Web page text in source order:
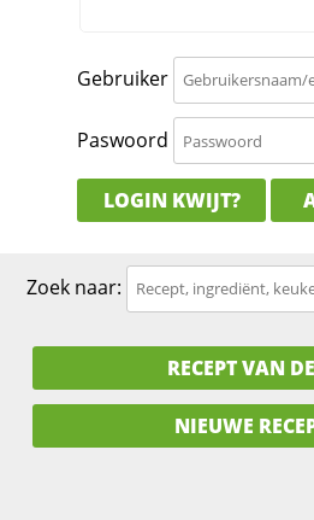
Gebruiker
Paswoord
LOGIN KWIJT?
Zoek naar:
RECEPT VAN
NIEUWE